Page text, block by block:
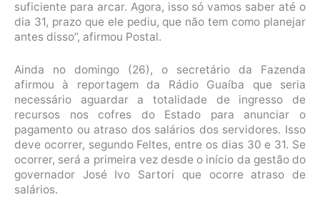
suficiente para arcar. Agora, isso só vamos saber até o
dia 31, prazo que ele pediu, que não tem como planejar
antes disso”, afirmou Postal.
Ainda no domingo (26), o secretário da Fazenda
afirmou à reportagem da Rádio Guaíba que seria
necessário aguardar a totalidade de ingresso de
recursos nos cofres do Estado para anunciar o
pagamento ou atraso dos salários dos servidores. Isso
deve ocorrer, segundo Feltes, entre os dias 30 e 31. Se
ocorrer, será a primeira vez desde o início da gestão do
governador José Ivo Sartori que ocorre atraso de
salários.